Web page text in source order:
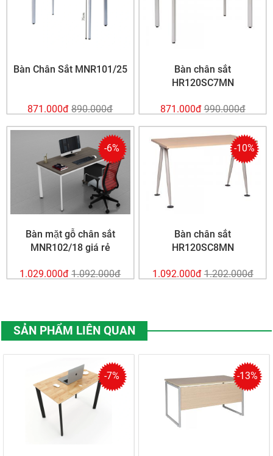
Bàn Chân Sắt MNR101/25
871.000đ 890.000đ
Bàn chân sắt
HR120SC7MN
871.000đ 990.000đ
-6%
Bàn mặt gỗ chân sắt
MNR102/18 giá rẻ
1.029.000đ 1.092.000đ
-10%
Bàn chân sắt
HR120SC8MN
1.092.000đ 1.202.000đ
SẢN PHẨM LIÊN QUAN
-7% -13%